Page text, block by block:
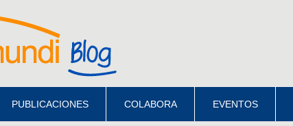
PUBLICACIONES COLABORA EVENTOS